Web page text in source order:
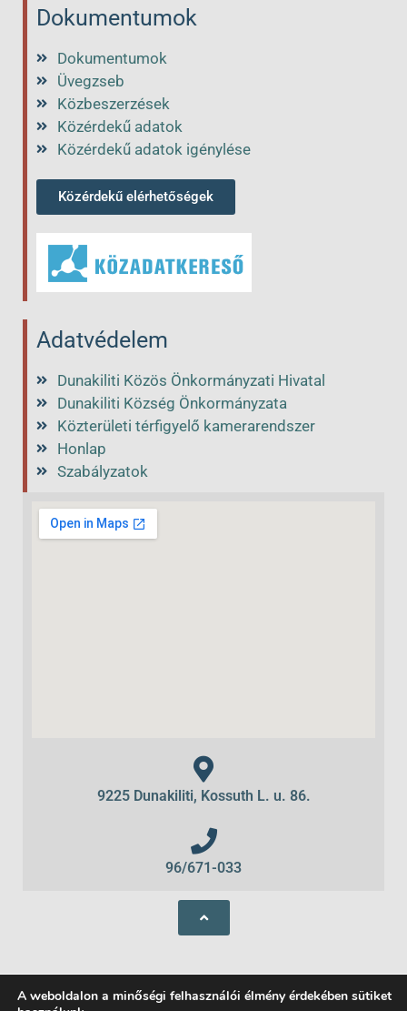
Dokumentumok
Dokumentumok
Üvegzseb
Közbeszerzések
Közérdekű adatok
Közérdekű adatok igénylése
Közérdekű elérhetőségek
Adatvédelem
Dunakiliti Közös Önkormányzati Hivatal
Dunakiliti Község Önkormányzata
Közterületi térfigyelő kamerarendszer
Honlap
Szabályzatok
9225 Dunakiliti, Kossuth L. u. 86.
96/671-033
A weboldalon a minőségi felhasználói élmény érdekében sütiket